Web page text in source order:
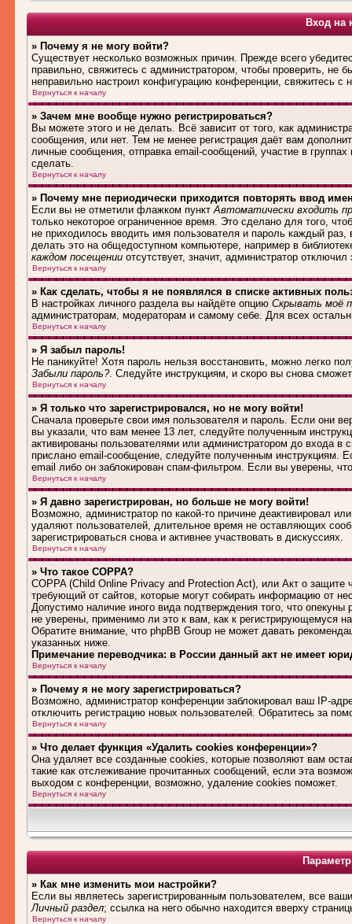
Вход на
» Почему я не могу войти?
Существует несколько возможных причин. Прежде всего
правильно, свяжитесь с администратором, чтобы проверить, не
неправильно настроил конфигурацию конференции, свяжитесь с
Вернуться к началу
» Зачем мне вообще нужно регистрироваться?
Вы можете этого и не делать. Всё зависит от того, как
сообщения, или нет. Тем не менее регистрация даёт вам
личные сообщения, отправка email-сообщений, участие в
сделать.
Вернуться к началу
» Почему мне периодически приходится повторять ввод
Если вы не отметили флажком пунктАвтоматически входить
только некоторое ограниченное время. Это сделано для того,
не приходилось вводить имя пользователя и пароль каждый
делать это на общедоступном компьютере, например в
каждом посещении отсутствует, значит, администратор
Вернуться к началу
» Как сделать, чтобы я не появлялся в списке активных
В настройках личного раздела вы найдёте опцию Скрывать моё
администраторам, модераторам и самому себе. Для всех
Вернуться к началу
» Я забыл пароль!
Не паникуйте! Хотя пароль нельзя восстановить, можно легко
Забыли пароль?. Следуйте инструкциям, и скоро вы снова
Вернуться к началу
» Я только что зарегистрировался, но не могу войти!
Сначала проверьте свои имя пользователя и пароль. Если они
вы указали, что вам менее 13 лет, следуйте полученным
активированы пользователями или администратором до входа
прислано email-сообщение, следуйте полученным инструкциям.
email либо он заблокирован спам-фильтром. Если вы уверены,
Вернуться к началу
» Я давно зарегистрирован, но больше не могу войти!
Возможно, администратор по какой-то причине деактивировал
удаляют пользователей, длительное время не оставляющих
зарегистрироваться снова и активнее участвовать в дискуссиях.
Вернуться к началу
» Что такое COPPA?
COPPA (Child Online Privacy and Protection Act), или Акт о защите
требующий от сайтов, которые могут собирать информацию от
Допустимо наличие иного вида подтверждения того, что
не уверены, применимо ли это к вам, как к регистрирующемуся
Обратите внимание, что phpBB Group не может давать
указанных ниже.
Примечание переводчика: в России данный акт не имеет
Вернуться к началу
» Почему я не могу зарегистрироваться?
Возможно, администратор конференции заблокировал ваш IP-
отключить регистрацию новых пользователей. Обратитесь за
Вернуться к началу
» Что делает функция «Удалить cookies конференции»?
Она удаляет все созданные cookies, которые позволяют вам
такие как отслеживание прочитанных сообщений, если эта
выходом с конференции, возможно, удаление cookies поможет.
Вернуться к началу
» Как мне изменить мои настройки?
Если вы являетесь зарегистрированным пользователем, все
Личный раздел; ссылка на него обычно находится вверху
Вернуться к началу